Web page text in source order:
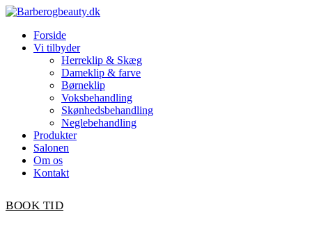
Forside
Vi tilbyder
Herreklip & Skæg
Dameklip & farve
Børneklip
Voksbehandling
Skønhedsbehandling
Neglebehandling
Produkter
Salonen
Om os
Kontakt
BOOK TID